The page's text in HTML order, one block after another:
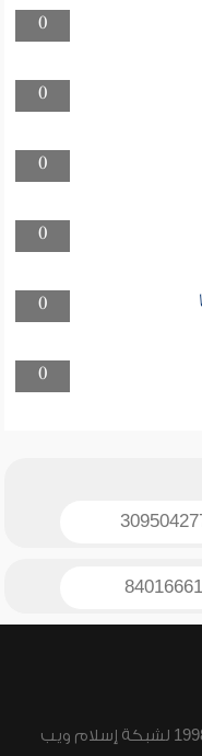
0
0
0
0
0
0